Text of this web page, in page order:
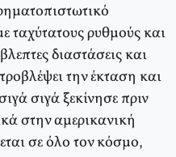
ταχύτατους ρυθμούς και
διαστάσεις και
την έκταση και
σιγά ξεκίνησε πριν
στην αμερικανική
σε όλο τον κόσμο,